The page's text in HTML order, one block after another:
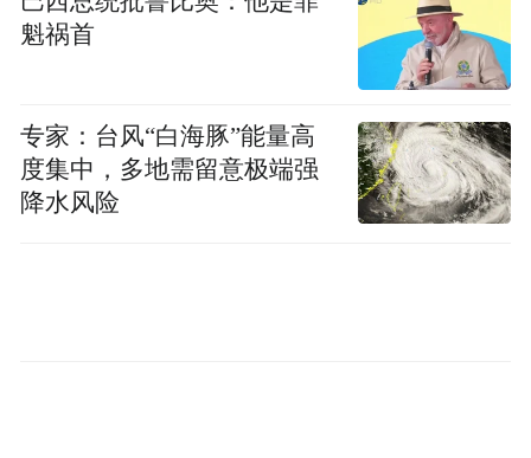
魁祸首
专家：台风“白海豚”能量高
度集中，多地需留意极端强
降水风险